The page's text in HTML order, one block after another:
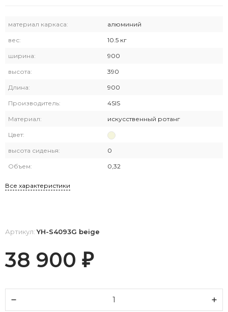
материал каркаса: алюминий
вес: 10.5 кг
ширина: 900
высота: 390
Длина: 900
Производитель: 4SIS
Материал: искусственный ротанг
Цвет:
высота сиденья: 0
Объем: 0,32
Все характеристики
Артикул:YH-S4093G beige
38 900 ₽